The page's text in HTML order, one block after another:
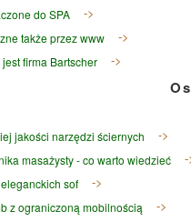
do SPA
także przez www
firma Bartscher
jakości narzędzi ściernych
masażysty - co warto wiedzieć
sof
z ograniczoną mobilnością